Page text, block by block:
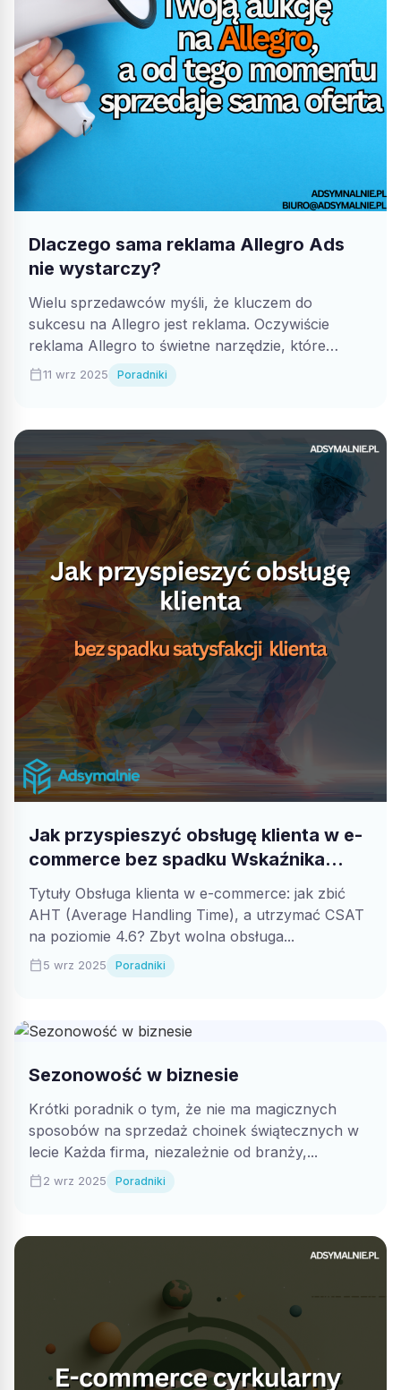
Dlaczego sama reklama Allegro Ads
nie wystarczy?
Wielu sprzedawców myśli, że kluczem do
sukcesu na Allegro jest reklama. Oczywiście
reklama Allegro to świetne narzędzie, które
przyciąga ruch...
calendar_today11 wrz 2025 Poradniki
Jak przyspieszyć obsługę klienta w e-
commerce bez spadku Wskaźnika
Satysfakcji Klienta (CSAT)?
Tytuły Obsługa klienta w e-commerce: jak zbić
AHT (Average Handling Time), a utrzymać CSAT
na poziomie 4.6? Zbyt wolna obsługa...
calendar_today5 wrz 2025 Poradniki
Sezonowość w biznesie
Krótki poradnik o tym, że nie ma magicznych
sposobów na sprzedaż choinek świątecznych w
lecie Każda firma, niezależnie od branży,...
calendar_today2 wrz 2025 Poradniki